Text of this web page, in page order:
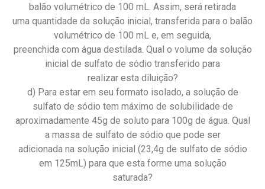
balão volumétrico de 100 mL. Assim, será retirada
uma quantidade da solução inicial, transferida para o balão
volumétrico de 100 mL e, em seguida,
preenchida com água destilada. Qual o volume da solução
inicial de sulfato de sódio transferido para
realizar esta diluição?
d) Para estar em seu formato isolado, a solução de
sulfato de sódio tem máximo de solubilidade de
aproximadamente 45g de soluto para 100g de água. Qual
a massa de sulfato de sódio que pode ser
adicionada na solução inicial (23,4g de sulfato de sódio
em 125mL) para que esta forme uma solução
saturada?